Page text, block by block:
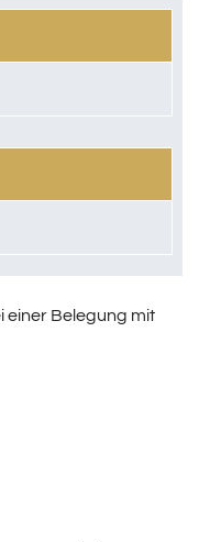
einer Belegung mit